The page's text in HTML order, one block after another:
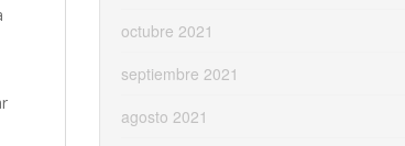
octubre 2021
septiembre 2021
agosto 2021